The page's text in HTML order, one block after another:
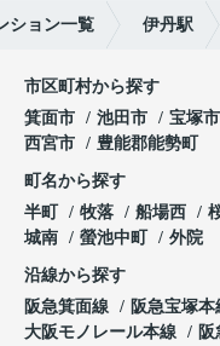
ション一覧 伊丹駅
市区町村から探す
箕面市
池田市 宝塚市
西宮市
豊能郡能勢町
町名から探す
半町
牧落 船場西
城南
螢池中町 外院
沿線から探す
阪急箕面線
阪急宝塚本
大阪モノレール本線
阪